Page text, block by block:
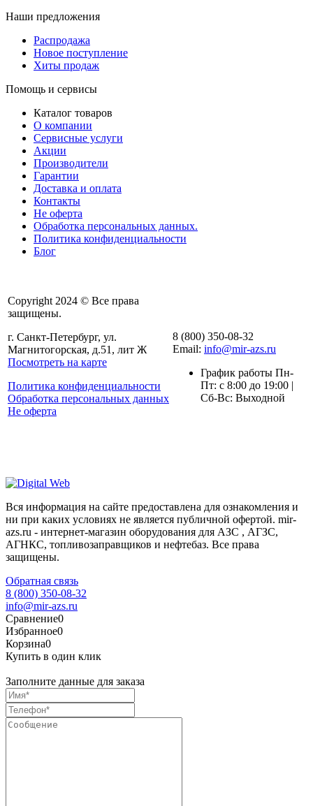
Наши предложения
Распродажа
Новое поступление
Хиты продаж
Помощь и сервисы
Каталог товаров
О компании
Сервисные услуги
Акции
Производители
Гарантии
Доставка и оплата
Контакты
Не оферта
Обработка персональных данных.
Политика конфиденциальности
Блог
Copyright 2024 © Все права
защищены.
г. Санкт-Петербург, ул.
Магнитогорская, д.51, лит Ж
Посмотреть на карте
Политика конфиденциальности
Обработка персональных данных
Не оферта
8 (800) 350-08-32
Email: info@mir-azs.ru
График работы Пн-
Пт: с 8:00 до 19:00 |
Сб-Вс: Выходной
Вся информация на сайте предоставлена для ознакомления и
ни при каких условиях не является публичной офертой. mir-
azs.ru - интернет-магазин оборудования для АЗС , АГЗС,
АГНКС, топливозаправщиков и нефтебаз. Все права
защищены.
Обратная связь
8 (800) 350-08-32
info@mir-azs.ru
Сравнение0
Избранное0
Корзина0
Купить в один клик
Заполните данные для заказа